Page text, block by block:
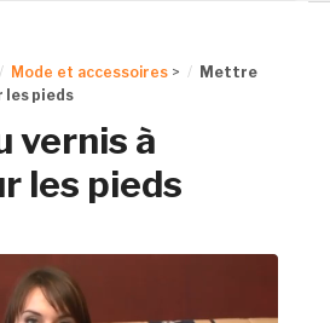
Mode et accessoires >
Mettre
les pieds
vernis à
les pieds